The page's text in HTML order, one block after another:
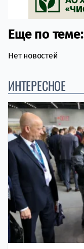
Еще по теме:
Нет новостей
ИНТЕРЕСНОЕ